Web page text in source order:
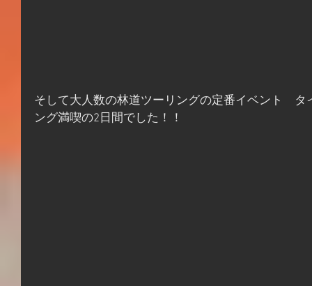
そして大人数の林道ツーリングの定番イベント　
ング満喫の2日間でした！！